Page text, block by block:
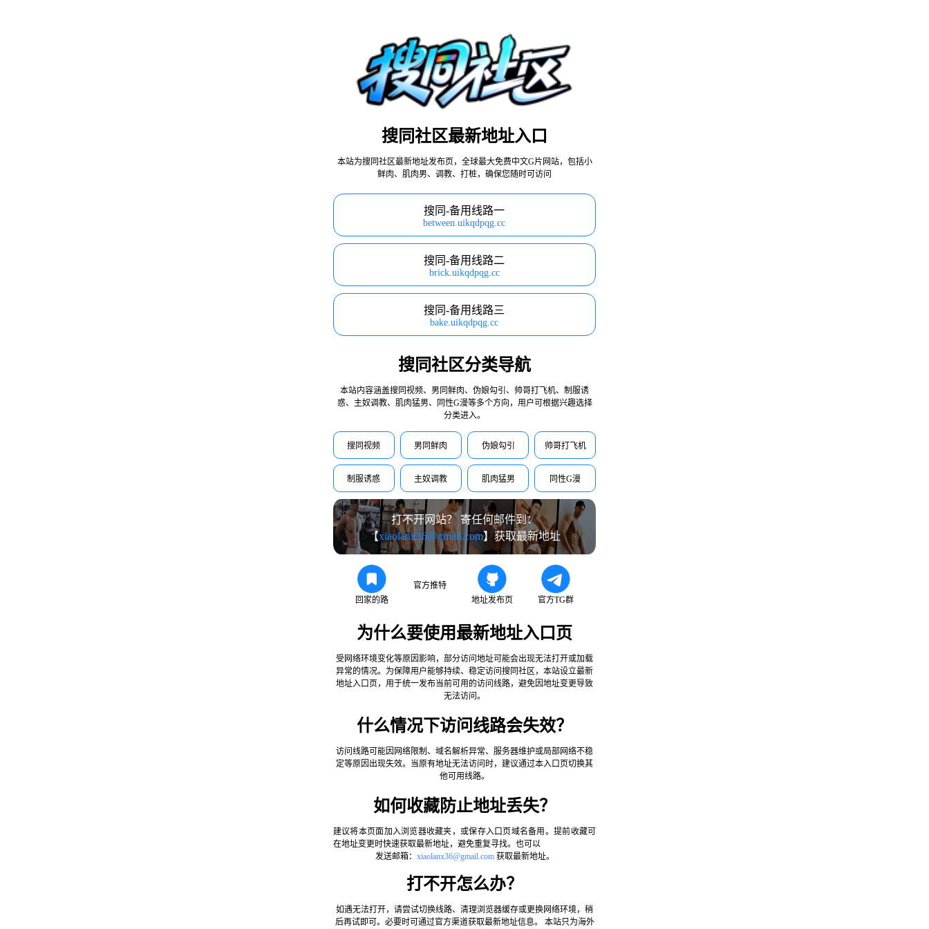
搜同社区最新地址入口
本站为搜同社区最新地址发布页，全球最大免费中文G片网站，包括小
鲜肉、肌肉男、调教、打桩，确保您随时可访问
搜同-备用线路一
between.uikqdpqg.cc
搜同-备用线路二
brick.uikqdpqg.cc
搜同-备用线路三
bake.uikqdpqg.cc
搜同社区分类导航
本站内容涵盖搜同视频、男同鲜肉、伪娘勾引、帅哥打飞机、制服诱
惑、主奴调教、肌肉猛男、同性G漫等多个方向，用户可根据兴趣选择
分类进入。
搜同视频 男同鲜肉 伪娘勾引 帅哥打飞机
制服诱惑 主奴调教 肌肉猛男 同性G漫
打不开网站？ 寄任何邮件到：
【xiaolanx36@gmail.com】获取最新地址
回家的路
官方推特
地址发布页
官方TG群
为什么要使用最新地址入口页
受网络环境变化等原因影响，部分访问地址可能会出现无法打开或加载
异常的情况。为保障用户能够持续、稳定访问搜同社区，本站设立最新
地址入口页，用于统一发布当前可用的访问线路，避免因地址变更导致
无法访问。
什么情况下访问线路会失效？
访问线路可能因网络限制、域名解析异常、服务器维护或局部网络不稳
定等原因出现失效。当原有地址无法访问时，建议通过本入口页切换其
他可用线路。
如何收藏防止地址丢失？
建议将本页面加入浏览器收藏夹，或保存入口页域名备用。提前收藏可
在地址变更时快速获取最新地址，避免重复寻找。也可以
发送邮箱： xiaolanx36@gmail.com获取最新地址。
打不开怎么办？
如遇无法打开，请尝试切换线路、清理浏览器缓存或更换网络环境，稍
后再试即可。必要时可通过官方渠道获取最新地址信息。 本站只为海外